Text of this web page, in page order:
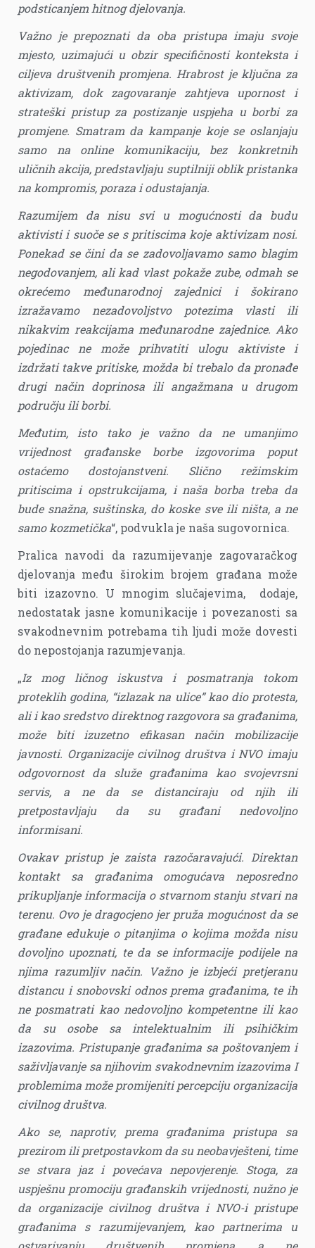
podsticanjem hitnog djelovanja.
Važno je prepoznati da oba pristupa imaju svoje
mjesto, uzimajući u obzir specifičnosti konteksta i
ciljeva društvenih promjena. Hrabrost je ključna za
aktivizam, dok zagovaranje zahtjeva upornost i
strateški pristup za postizanje uspjeha u borbi za
promjene. Smatram da kampanje koje se oslanjaju
samo na online komunikaciju, bez konkretnih
uličnih akcija, predstavljaju suptilniji oblik pristanka
na kompromis, poraza i odustajanja.
Razumijem da nisu svi u mogućnosti da budu
aktivisti i suoče se s pritiscima koje aktivizam nosi.
Ponekad se čini da se zadovoljavamo samo blagim
negodovanjem, ali kad vlast pokaže zube, odmah se
okrećemo međunarodnoj zajednici i šokirano
izražavamo nezadovoljstvo potezima vlasti ili
nikakvim reakcijama međunarodne zajednice. Ako
pojedinac ne može prihvatiti ulogu aktiviste i
izdržati takve pritiske, možda bi trebalo da pronađe
drugi način doprinosa ili angažmana u drugom
području ili borbi.
Međutim, isto tako je važno da ne umanjimo
vrijednost građanske borbe izgovorima poput
ostaćemo dostojanstveni. Slično režimskim
pritiscima i opstrukcijama, i naša borba treba da
bude snažna, suštinska, do koske sve ili ništa, a ne
samo kozmetička“, podvukla je naša sugovornica.
Pralica navodi da razumijevanje zagovaračkog
djelovanja među širokim brojem građana može
biti izazovno. U mnogim slučajevima, dodaje,
nedostatak jasne komunikacije i povezanosti sa
svakodnevnim potrebama tih ljudi može dovesti
do nepostojanja razumjevanja.
„Iz mog ličnog iskustva i posmatranja tokom
proteklih godina, “izlazak na ulice” kao dio protesta,
ali i kao sredstvo direktnog razgovora sa građanima,
može biti izuzetno efikasan način mobilizacije
javnosti. Organizacije civilnog društva i NVO imaju
odgovornost da služe građanima kao svojevrsni
servis, a ne da se distanciraju od njih ili
pretpostavljaju da su građani nedovoljno
informisani.
Ovakav pristup je zaista razočaravajući. Direktan
kontakt sa građanima omogućava neposredno
prikupljanje informacija o stvarnom stanju stvari na
terenu. Ovo je dragocjeno jer pruža mogućnost da se
građane edukuje o pitanjima o kojima možda nisu
dovoljno upoznati, te da se informacije podijele na
njima razumljiv način. Važno je izbjeći pretjeranu
distancu i snobovski odnos prema građanima, te ih
ne posmatrati kao nedovoljno kompetentne ili kao
da su osobe sa intelektualnim ili psihičkim
izazovima. Pristupanje građanima sa poštovanjem i
saživljavanje sa njihovim svakodnevnim izazovima I
problemima može promijeniti percepciju organizacija
civilnog društva.
Ako se, naprotiv, prema građanima pristupa sa
prezirom ili pretpostavkom da su neobavješteni, time
se stvara jaz i povećava nepovjerenje. Stoga, za
uspješnu promociju građanskih vrijednosti, nužno je
da organizacije civilnog društva i NVO-i pristupe
građanima s razumijevanjem, kao partnerima u